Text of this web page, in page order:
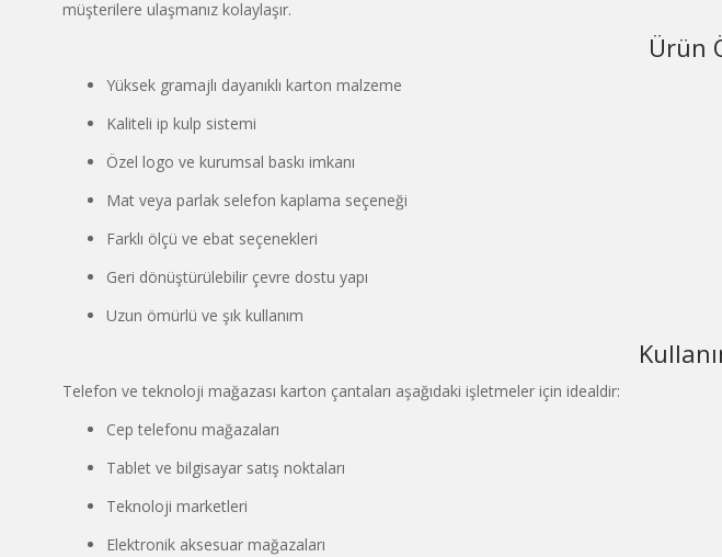
müşterilere ulaşmanız kolaylaşır.
Ürün
Yüksek gramajlı dayanıklı karton malzeme
Kaliteli ip kulp sistemi
Özel logo ve kurumsal baskı imkanı
Mat veya parlak selefon kaplama seçeneği
Farklı ölçü ve ebat seçenekleri
Geri dönüştürülebilir çevre dostu yapı
Uzun ömürlü ve şık kullanım
Telefon ve teknoloji mağazası karton çantaları aşağıdaki işletmeler için idealdir:
Cep telefonu mağazaları
Tablet ve bilgisayar satış noktaları
Teknoloji marketleri
Elektronik aksesuar mağazaları